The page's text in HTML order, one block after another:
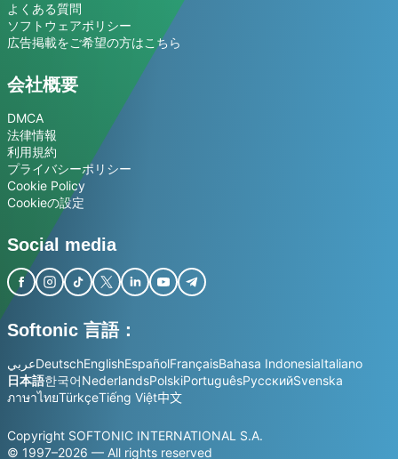
よくある質問
ソフトウェアポリシー
広告掲載をご希望の方はこちら
会社概要
DMCA
法律情報
利用規約
プライバシーポリシー
Cookie Policy
Cookieの設定
Social media
Softonic 言語：
عربيDeutschEnglishEspañolFrançaisBahasa IndonesiaItaliano
日本語한국어NederlandsPolskiPortuguêsРусскийSvenska
ภาษาไทยTürkçeTiếng Việt中文
Copyright SOFTONIC INTERNATIONAL S.A.
© 1997–2026 — All rights reserved